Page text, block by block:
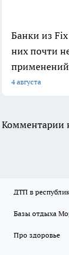
Банки из
них почти
применений
4 августа
Комментарии
ДТП в
Базы отдыха
Про здоровье